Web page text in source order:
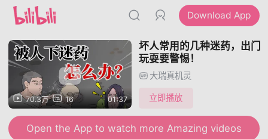
Download App
70.3万 16 01:37
坏人常用的几种迷药，出门
玩耍要警惕！
大瑞真机灵
立即播放
Open the App to watch more Amazing videos